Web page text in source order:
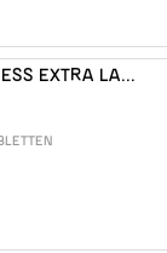
MALE SUCCESS EXTRA LARGE